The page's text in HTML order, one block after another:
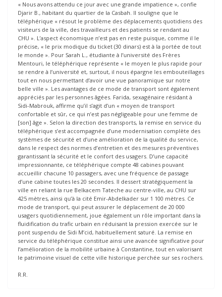
« Nous avons attendu ce jour avec une grande impatience », confie
Djarir B., habitant du quartier de la Casbah. Il souligne que le
téléphérique « résout le problème des déplacements quotidiens des
visiteurs de la ville, des travailleurs et des patients se rendant au
CHU ». L’aspect économique n’est pas en reste puisque, comme il le
précise, « le prix modique du ticket (30 dinars) est à la portée de tout
le monde ». Pour Sarah L., étudiante à l’université des Frères
Mentouri, le téléphérique représente « le moyen le plus rapide pour
se rendre à l’université et, surtout, il nous épargne les embouteillages
tout en nous permettant d’avoir une vue panoramique sur notre
belle ville ». Les avantages de ce mode de transport sont également
appréciés par les personnes âgées. Farida, sexagénaire résidant à
Sidi-Mabrouk, affirme qu’il s’agit d’un « moyen de transport
confortable et sûr, ce qui n’est pas négligeable pour une femme de
[son] âge ». Selon la direction des transports, la remise en service du
téléphérique s’est accompagnée d’une modernisation complète des
systèmes de sécurité et d’une amélioration de la qualité du service,
dans le respect des normes d’entretien et des mesures préventives
garantissant la sécurité et le confort des usagers. D’une capacité
impressionnante, ce téléphérique compte 48 cabines pouvant
accueillir chacune 10 passagers, avec une fréquence de passage
d’une cabine toutes les 20 secondes. Il dessert stratégiquement la
ville en reliant la rue Belkacem Tateche au centre-ville, au CHU sur
425 mètres, ainsi qu’à la cité Emir-Abdelkader sur 1 100 mètres. Ce
mode de transport, qui peut assurer le déplacement de 20 000
usagers quotidiennement, joue également un rôle important dans la
fluidification du trafic urbain en réduisant la pression exercée sur le
pont suspendu de Sidi M’cid, habituellement saturé. La remise en
service du téléphérique constitue ainsi une avancée significative pour
l’amélioration de la mobilité urbaine à Constantine, tout en valorisant
le patrimoine visuel de cette ville historique perchée sur ses rochers.
R.R.